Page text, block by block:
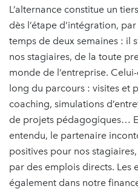
L’alternance constitue un
dès l’étape d’intégration,
temps de deux semaines : il
nos stagiaires, de la toute
monde de l’entreprise.
long du parcours : visites et
coaching, simulations
de projets pédagogiques…
entendu, le partenaire
positives pour nos
par des emplois directs. Les
également dans notre